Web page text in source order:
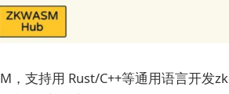
，支持用 Rust/C++等通用语言开发zk